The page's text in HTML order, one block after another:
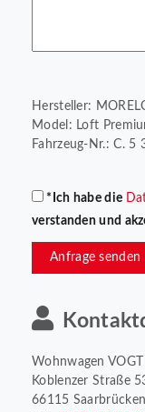
Hersteller:
Model: Loft
Fahrzeug-Nr.: C. 5
*Ich habe die
verstanden und
Anfrage senden
Wohnwagen VOGT
Koblenzer Straße
66115 Saarbrücken